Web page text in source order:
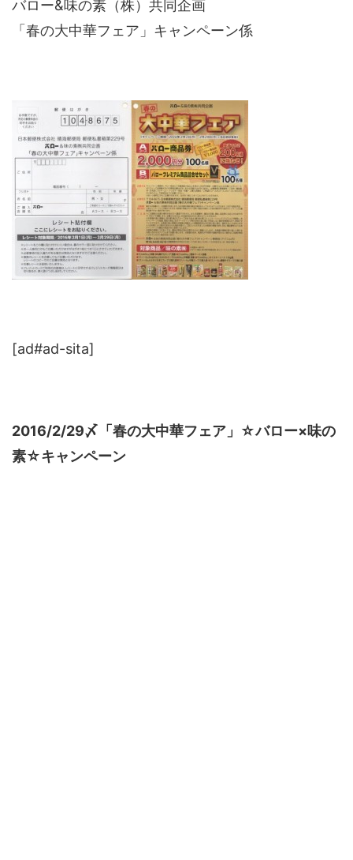
バロー&味の素（株）共同企画
「春の大中華フェア」キャンペーン係
[ad#ad-sita]
2016/2/29〆「春の大中華フェア」☆バロー×味の
素☆キャンペーン